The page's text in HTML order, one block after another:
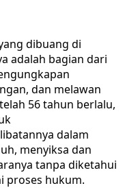
dibuang di
adalah bagian dari
dan melawan
56 tahun berlalu,
dalam
menyiksa dan
tanpa diketahui
proses hukum.